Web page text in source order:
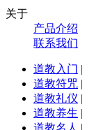
关于
产品介绍
联系我们
道教入门 |
道教符咒 |
道教礼仪 |
道教养生 |
道教名人 |